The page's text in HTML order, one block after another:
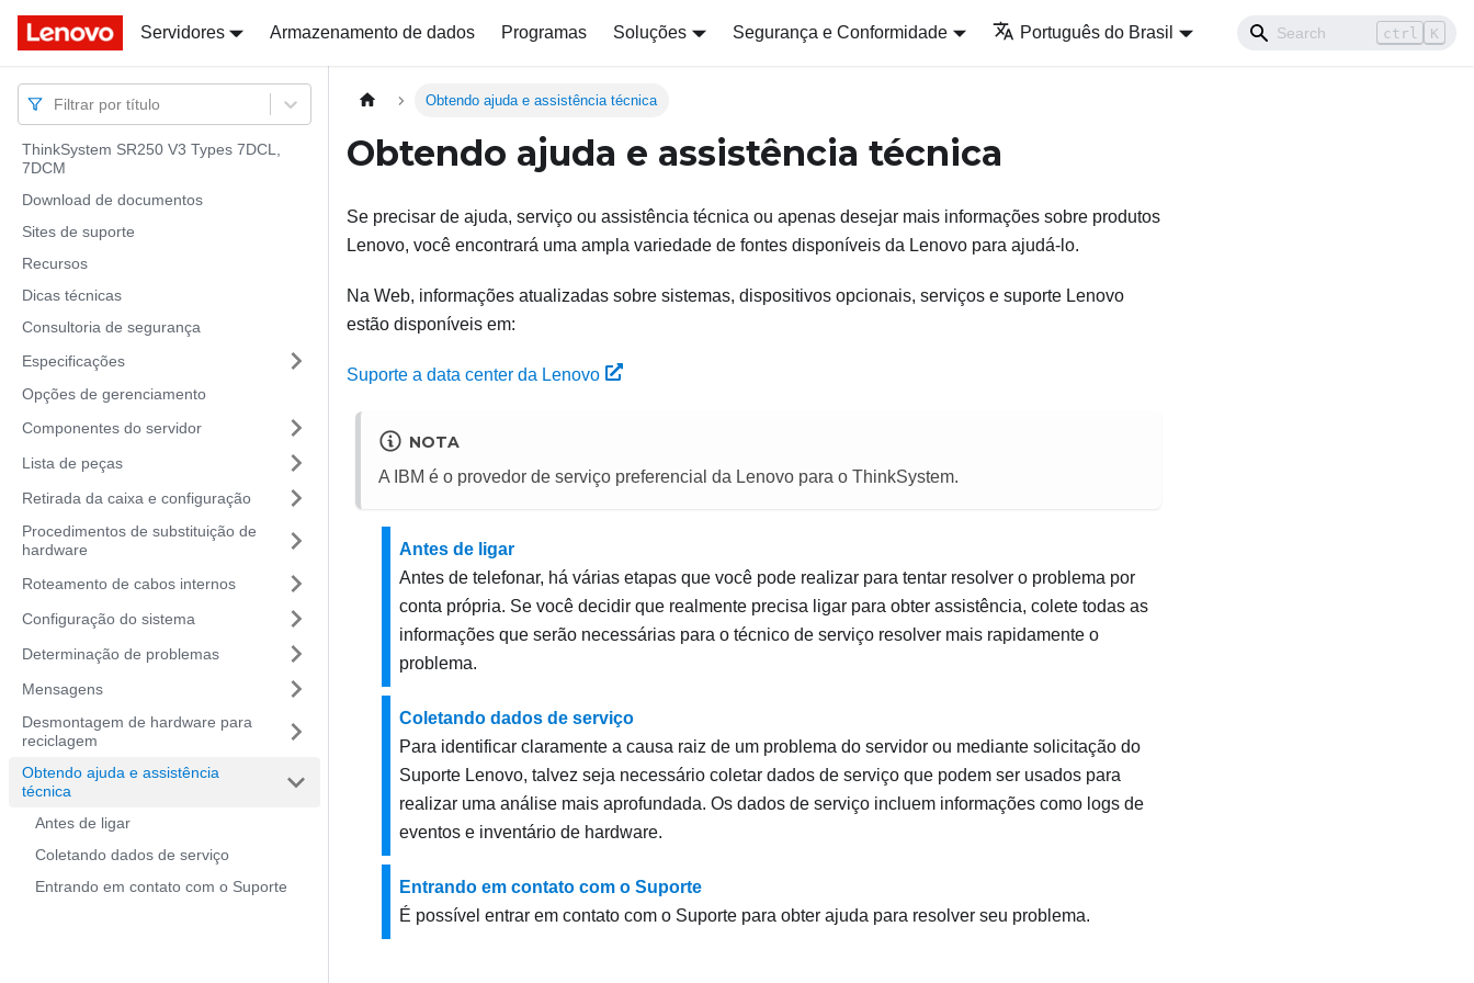
Docs
Servidores Armazenamento de dados Programas Soluções Segurança e Conformidade Português do Brasil ctrl K
Docs
Filtrar por título
ThinkSystem SR250 V3 Types 7DCL,
7DCM
Download de documentos
Sites de suporte
Recursos
Dicas técnicas
Consultoria de segurança
Especificações
Opções de gerenciamento
Componentes do servidor
Lista de peças
Retirada da caixa e configuração
Procedimentos de substituição de
hardware
Roteamento de cabos internos
Configuração do sistema
Determinação de problemas
Mensagens
Desmontagem de hardware para
reciclagem
Obtendo ajuda e assistência
técnica
Antes de ligar
Coletando dados de serviço
Entrando em contato com o Suporte
Obtendo ajuda e assistência técnica
Obtendo ajuda e assistência técnica
Se precisar de ajuda, serviço ou assistência técnica ou apenas desejar mais informações sobre produtos
Lenovo, você encontrará uma ampla variedade de fontes disponíveis da Lenovo para ajudá-lo.
Na Web, informações atualizadas sobre sistemas, dispositivos opcionais, serviços e suporte Lenovo
estão disponíveis em:
Suporte a data center da Lenovo
NOTA
A IBM é o provedor de serviço preferencial da Lenovo para o ThinkSystem.
Antes de ligar
Antes de telefonar, há várias etapas que você pode realizar para tentar resolver o problema por
conta própria. Se você decidir que realmente precisa ligar para obter assistência, colete todas as
informações que serão necessárias para o técnico de serviço resolver mais rapidamente o
problema.
Coletando dados de serviço
Para identificar claramente a causa raiz de um problema do servidor ou mediante solicitação do
Suporte Lenovo, talvez seja necessário coletar dados de serviço que podem ser usados para
realizar uma análise mais aprofundada. Os dados de serviço incluem informações como logs de
eventos e inventário de hardware.
Entrando em contato com o Suporte
É possível entrar em contato com o Suporte para obter ajuda para resolver seu problema.